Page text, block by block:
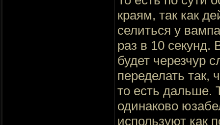
краям, так как
селиться у
раз в 10 секунд.
будет черезчур
переделать так,
то есть дальше.
одинаково
используют как